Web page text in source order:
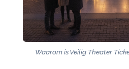
Waarom is Veilig Theater